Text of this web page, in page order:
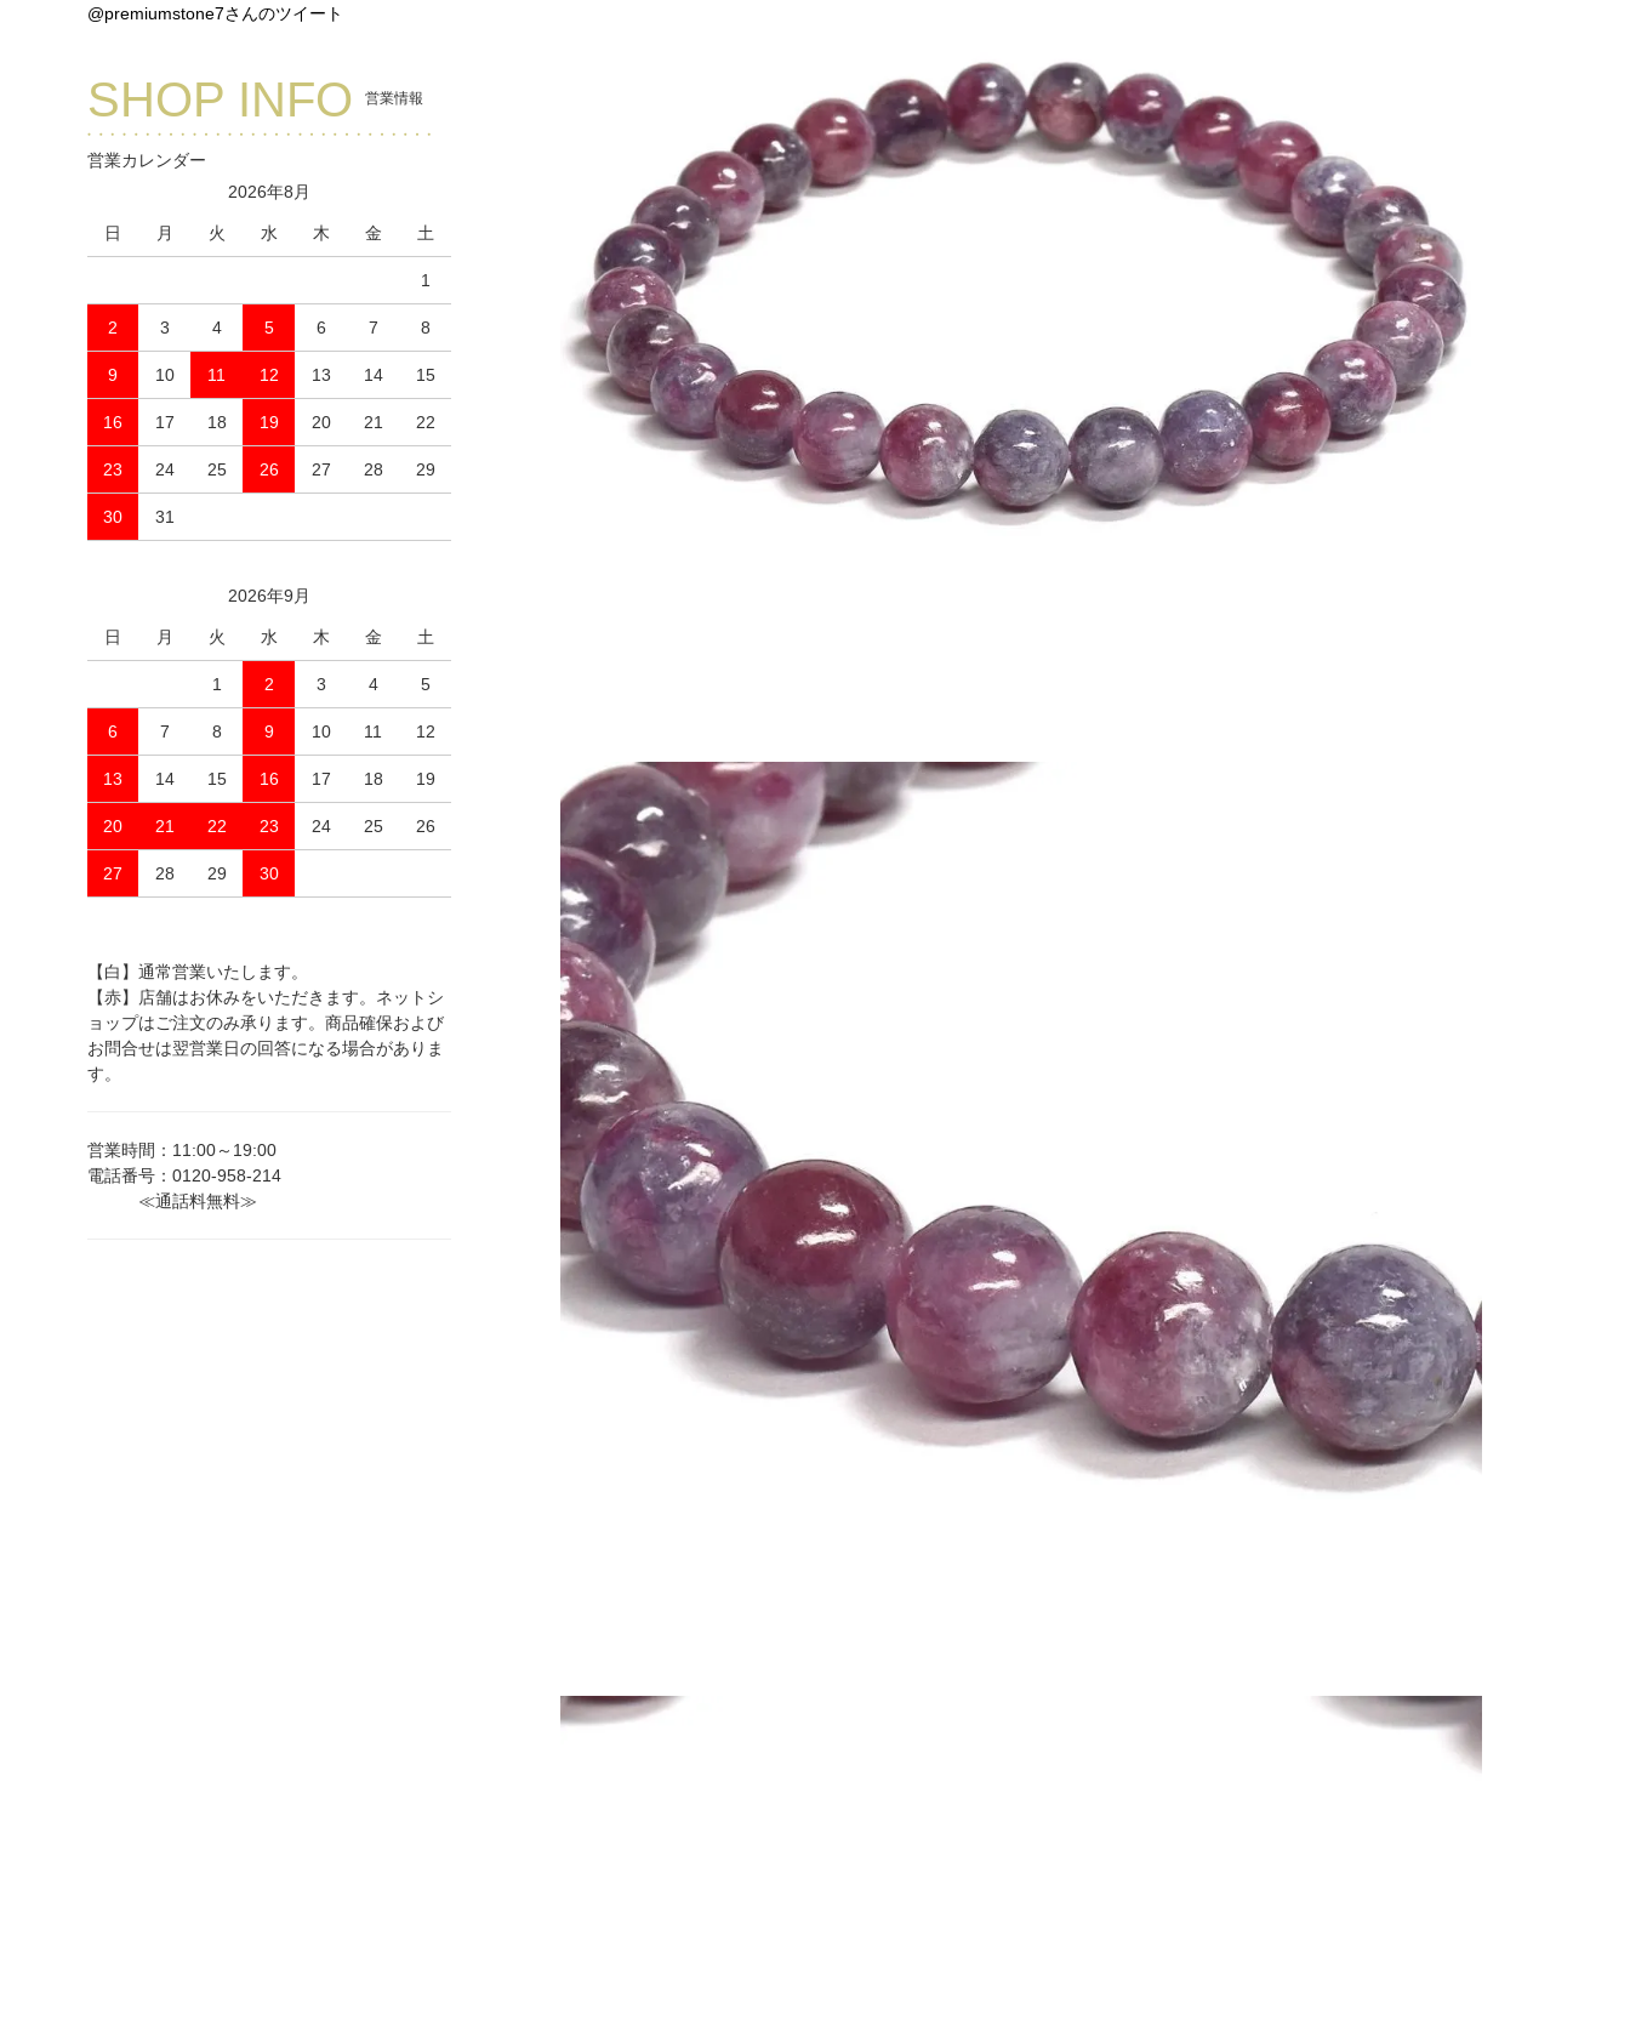
@premiumstone7さんのツイート
SHOP INFO 営業情報
営業カレンダー
2026年8月
日 月 火 水 木 金 土
1
2 3 4 5 6 7 8
9 10 11 12 13 14 15
16 17 18 19 20 21 22
23 24 25 26 27 28 29
30 31
2026年9月
日 月 火 水 木 金 土
1 2 3 4 5
6 7 8 9 10 11 12
13 14 15 16 17 18 19
20 21 22 23 24 25 26
27 28 29 30
【白】通常営業いたします。
【赤】店舗はお休みをいただきます。ネットシ
ョップはご注文のみ承ります。商品確保および
お問合せは翌営業日の回答になる場合がありま
す。
営業時間：11:00～19:00
電話番号：0120-958-214
≪通話料無料≫